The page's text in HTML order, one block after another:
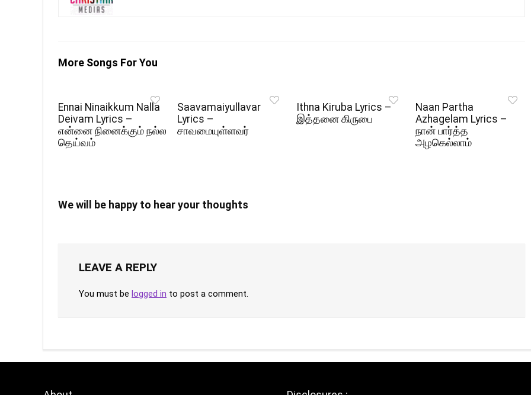
More Songs For You
Ennai Ninaikkum Nalla
Deivam Lyrics –
என்னை நினைக்கும் நல்ல
தெய்வம்
Saavamaiyullavar
Lyrics –
சாவமையுள்ளவர்
Ithna Kiruba Lyrics –
இத்தனை கிருபை
Naan Partha
Azhagelam Lyrics –
நான் பார்த்த
அழகெல்லாம்
We will be happy to hear your thoughts
LEAVE A REPLY
You must be logged in to post a comment.